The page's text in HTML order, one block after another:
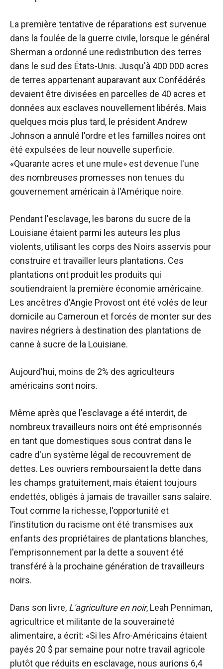
La première tentative de réparations est survenue
dans la foulée de la guerre civile, lorsque le général
Sherman a ordonné une redistribution des terres
dans le sud des États-Unis. Jusqu'à 400 000 acres
de terres appartenant auparavant aux Confédérés
devaient être divisées en parcelles de 40 acres et
données aux esclaves nouvellement libérés. Mais
quelques mois plus tard, le président Andrew
Johnson a annulé l'ordre et les familles noires ont
été expulsées de leur nouvelle superficie.
«Quarante acres et une mule» est devenue l'une
des nombreuses promesses non tenues du
gouvernement américain à l'Amérique noire.
Pendant l'esclavage, les barons du sucre de la
Louisiane étaient parmi les auteurs les plus
violents, utilisant les corps des Noirs asservis pour
construire et travailler leurs plantations. Ces
plantations ont produit les produits qui
soutiendraient la première économie américaine.
Les ancêtres d'Angie Provost ont été volés de leur
domicile au Cameroun et forcés de monter sur des
navires négriers à destination des plantations de
canne à sucre de la Louisiane.
Aujourd'hui, moins de 2% des agriculteurs
américains sont noirs.
Même après que l'esclavage a été interdit, de
nombreux travailleurs noirs ont été emprisonnés
en tant que domestiques sous contrat dans le
cadre d'un système légal de recouvrement de
dettes. Les ouvriers remboursaient la dette dans
les champs gratuitement, mais étaient toujours
endettés, obligés à jamais de travailler sans salaire.
Tout comme la richesse, l'opportunité et
l'institution du racisme ont été transmises aux
enfants des propriétaires de plantations blanches,
l'emprisonnement par la dette a souvent été
transféré à la prochaine génération de travailleurs
noirs.
Dans son livre, L'agriculture en noir, Leah Penniman,
agricultrice et militante de la souveraineté
alimentaire, a écrit: «Si les Afro-Américains étaient
payés 20 $ par semaine pour notre travail agricole
plutôt que réduits en esclavage, nous aurions 6,4